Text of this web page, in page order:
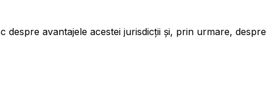
avantajele acestei jurisdicții și, prin urmare, despre